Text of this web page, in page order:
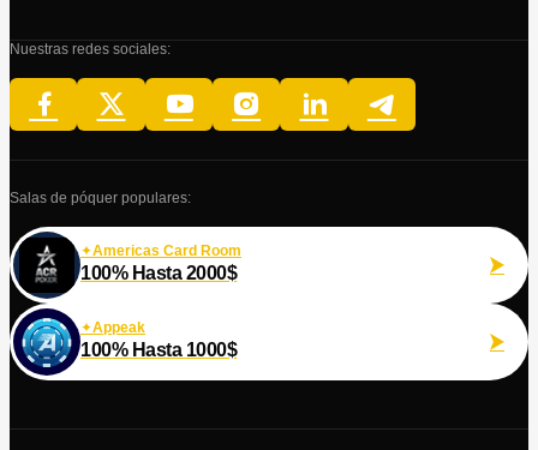
Nuestras redes sociales:
Salas de póquer populares:
Americas Card Room
100% Hasta 2000$
Appeak
100% Hasta 1000$